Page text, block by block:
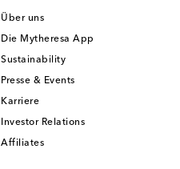
Über uns
Die Mytheresa App
Sustainability
Presse & Events
Karriere
Investor Relations
Affiliates